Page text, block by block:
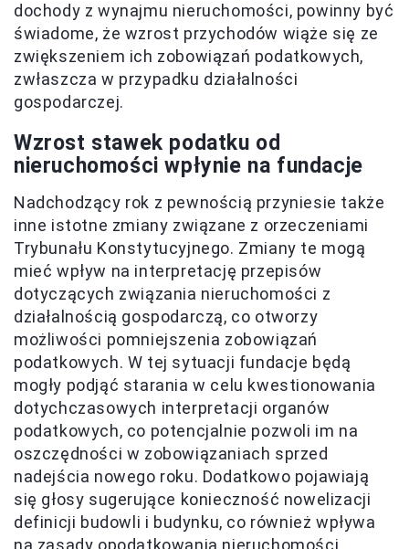
dochody z wynajmu nieruchomości, powinny być
świadome, że wzrost przychodów wiąże się ze
zwiększeniem ich zobowiązań podatkowych,
zwłaszcza w przypadku działalności
gospodarczej.
Wzrost stawek podatku od
nieruchomości wpłynie na fundacje
Nadchodzący rok z pewnością przyniesie także
inne istotne zmiany związane z orzeczeniami
Trybunału Konstytucyjnego. Zmiany te mogą
mieć wpływ na interpretację przepisów
dotyczących związania nieruchomości z
działalnością gospodarczą, co otworzy
możliwości pomniejszenia zobowiązań
podatkowych. W tej sytuacji fundacje będą
mogły podjąć starania w celu kwestionowania
dotychczasowych interpretacji organów
podatkowych, co potencjalnie pozwoli im na
oszczędności w zobowiązaniach sprzed
nadejścia nowego roku. Dodatkowo pojawiają
się głosy sugerujące konieczność nowelizacji
definicji budowli i budynku, co również wpływa